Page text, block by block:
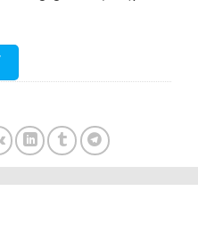
Nhập Khẩu S08 số lượng